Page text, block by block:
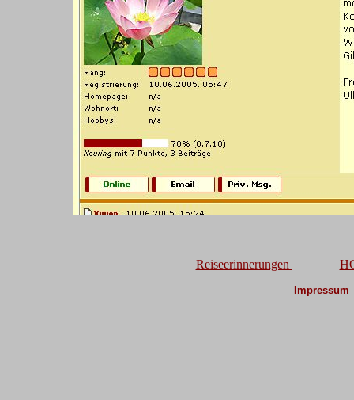
Reiseerinnerungen
Impressum